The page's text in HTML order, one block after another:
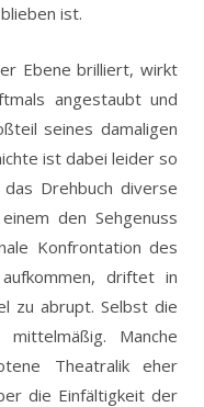
ist.
Ebene brilliert, wirkt
angestaubt und
seines damaligen
ist dabei leider so
Drehbuch diverse
den Sehgenuss
Konfrontation des
driftet in
zu abrupt. Selbst die
mittelmäßig. Manche
Theatralik eher
die Einfältigkeit der